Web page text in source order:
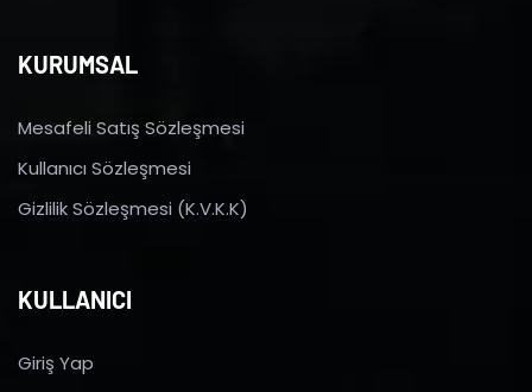
KURUMSAL
Mesafeli Satış Sözleşmesi
Kullanıcı Sözleşmesi
Gizlilik Sözleşmesi (K.V.K.K)
KULLANICI
Giriş Yap